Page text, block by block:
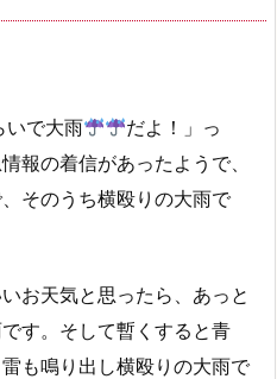
いで大雨
だよ！」っ
報の着信があったようで、
そのうち横殴りの大雨で
お天気と思ったら、あっと
す。そして暫くすると青
も鳴り出し横殴りの大雨で